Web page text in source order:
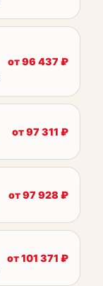
от96 437 ₽
от97 311 ₽
от97 928 ₽
от101 371 ₽